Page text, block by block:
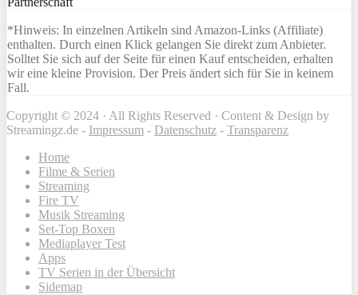
*Hinweis: In einzelnen Artikeln sind Amazon-Links (Affiliate)
enthalten. Durch einen Klick gelangen Sie direkt zum Anbieter.
Solltet Sie sich auf der Seite für einen Kauf entscheiden, erhalten
wir eine kleine Provision. Der Preis ändert sich für Sie in keinem
Fall.
Copyright © 2024 · All Rights Reserved · Content & Design by
Streamingz.de - Impressum - Datenschutz - Transparenz
Home
Filme & Serien
Streaming
Fire TV
Musik Streaming
Set-Top Boxen
Mediaplayer Test
Apps
TV Serien in der Übersicht
Sidemap